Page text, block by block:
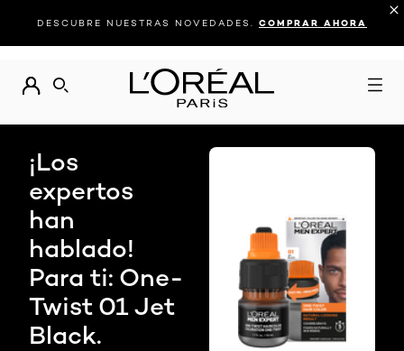
DESCUBRE NUESTRAS NOVEDADES. COMPRAR AHORA
BUSCAR
¡Los
expertos
han
hablado!
Para ti: One-
Twist 01 Jet
Black.